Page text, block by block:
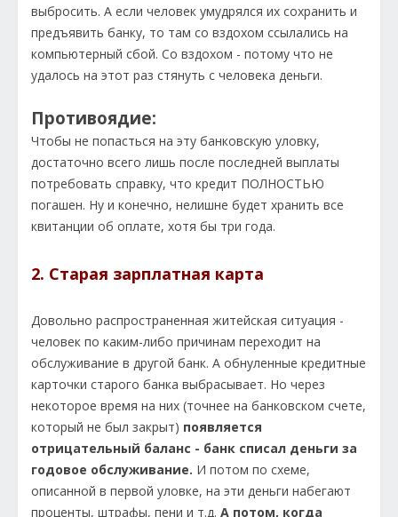
выбросить. А если человек умудрялся их сохранить и
предъявить банку, то там со вздохом ссылались на
компьютерный сбой. Со вздохом - потому что не
удалось на этот раз стянуть с человека деньги.
Противоядие:
Чтобы не попасться на эту банковскую уловку,
достаточно всего лишь после последней выплаты
потребовать справку, что кредит ПОЛНОСТЬЮ
погашен. Ну и конечно, нелишне будет хранить все
квитанции об оплате, хотя бы три года.
2. Старая зарплатная карта
Довольно распространенная житейская ситуация -
человек по каким-либо причинам переходит на
обслуживание в другой банк. А обнуленные кредитные
карточки старого банка выбрасывает. Но через
некоторое время на них (точнее на банковском счете,
который не был закрыт) появляется
отрицательный баланс - банк списал деньги за
годовое обслуживание. И потом по схеме,
описанной в первой уловке, на эти деньги набегают
проценты, штрафы, пени и т.д. А потом, когда